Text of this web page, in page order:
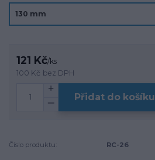
121 Kč/ks
100 Kč bez DPH
Přidat do košíku
Číslo produktu: RC-26